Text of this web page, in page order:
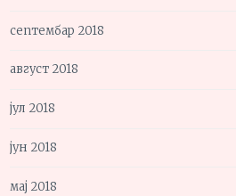
септембар 2018
август 2018
јул 2018
јун 2018
мај 2018